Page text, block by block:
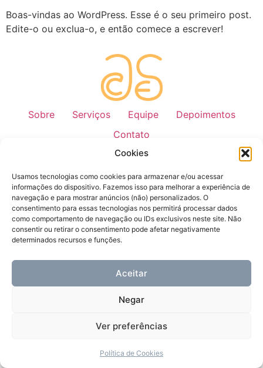
Cookies
Usamos tecnologias como cookies para armazenar e/ou acessar
informações do dispositivo. Fazemos isso para melhorar a experiência de
navegação e para mostrar anúncios (não) personalizados. O
consentimento para essas tecnologias nos permitirá processar dados
como comportamento de navegação ou IDs exclusivos neste site. Não
consentir ou retirar o consentimento pode afetar negativamente
determinados recursos e funções.
Aceitar
Negar
Ver preferências
Política de Cookies
Boas-vindas ao WordPress. Esse é o seu primeiro post.
Edite-o ou exclua-o, e então comece a escrever!
Sobre Serviços Equipe
Depoimentos
Contato
Todos os direitos reservados